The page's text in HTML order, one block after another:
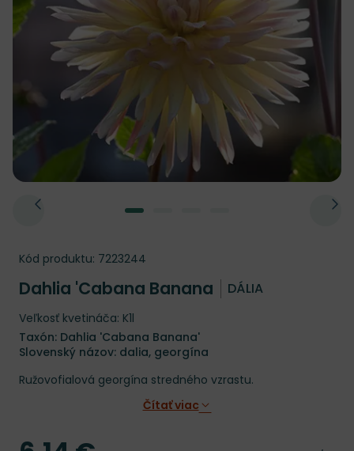
Kód produktu: 7223244
Dahlia 'Cabana Banana DÁLIA
Veľkosť kvetináča: K1l
Taxón: Dahlia 'Cabana Banana'
Slovenský názov: dalia, georgína
Ružovofialová georgína stredného vzrastu.
Čítať viac
Cena